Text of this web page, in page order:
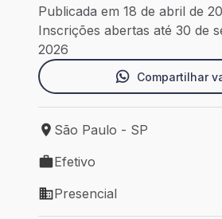
Publicada em 18 de abril de
Inscrições abertas até 30 de
2026
Compartilhar
Local de trabalho: São Paulo -
São Paulo - SP
Tipo de vaga: Efetivo
Efetivo
Modelo de trabalho: Presencial
Presencial